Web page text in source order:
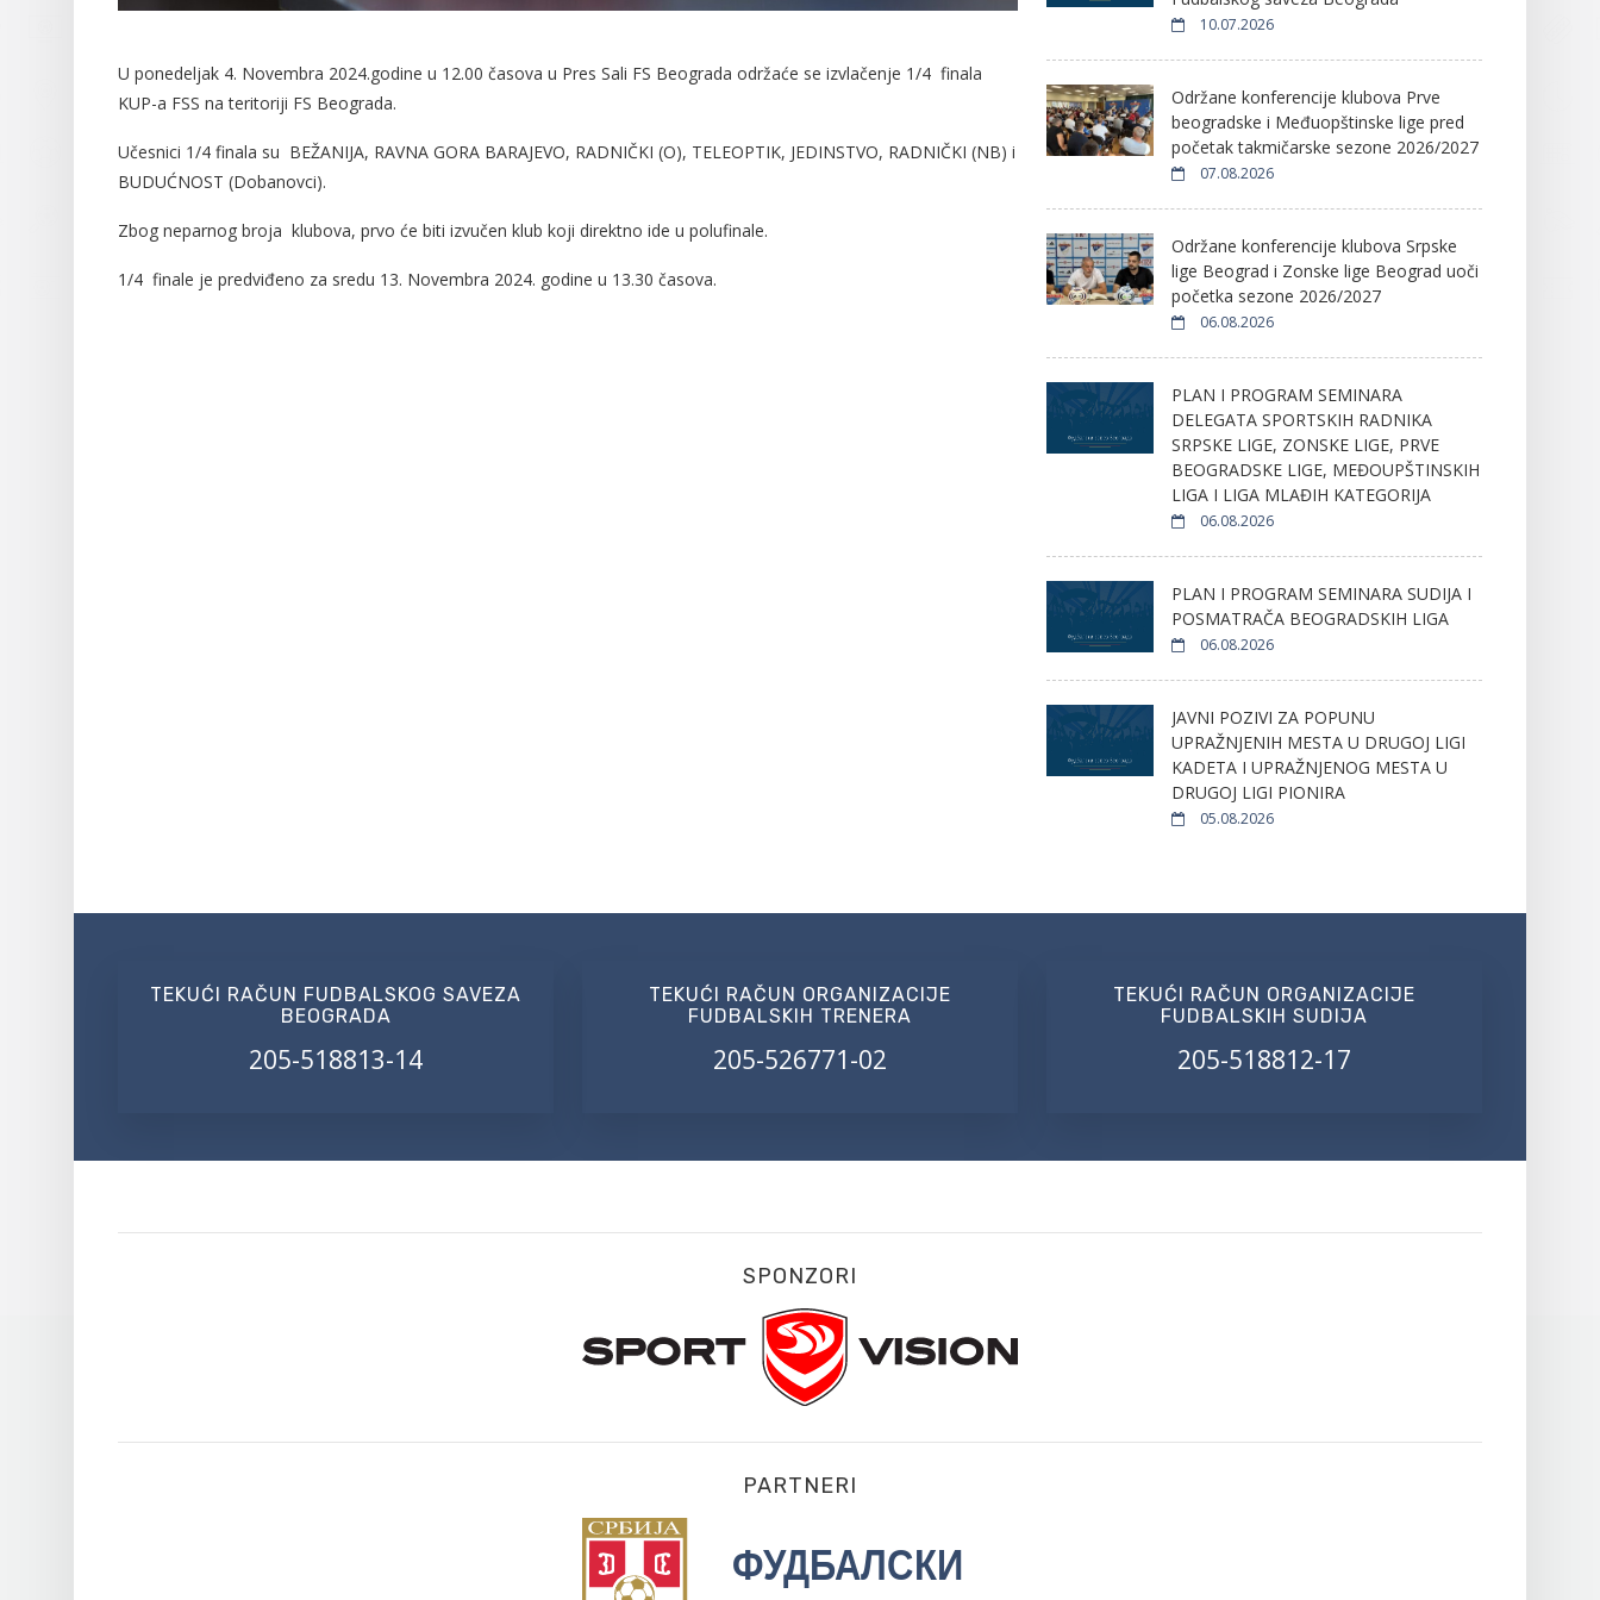
U ponedeljak 4. Novembra 2024.godine u 12.00 časova u Pres Sali FS Beograda održaće se izvlačenje 1/4 finala
KUP-a FSS na teritoriji FS Beograda.
Učesnici 1/4 finala su BEŽANIJA, RAVNA GORA BARAJEVO, RADNIČKI (O), TELEOPTIK, JEDINSTVO, RADNIČKI (NB) i
BUDUĆNOST (Dobanovci).
Zbog neparnog broja klubova, prvo će biti izvučen klub koji direktno ide u polufinale.
1/4 finale je predviđeno za sredu 13. Novembra 2024. godine u 13.30 časova.
10.07.2026
Održane konferencije klubova Prve
beogradske i Međuopštinske lige pred
početak takmičarske sezone 2026/2027
07.08.2026
Održane konferencije klubova Srpske
lige Beograd i Zonske lige Beograd uoči
početka sezone 2026/2027
06.08.2026
PLAN I PROGRAM SEMINARA
DELEGATA SPORTSKIH RADNIKA
SRPSKE LIGE, ZONSKE LIGE, PRVE
BEOGRADSKE LIGE, MEĐOUPŠTINSKIH
LIGA I LIGA MLAĐIH KATEGORIJA
06.08.2026
PLAN I PROGRAM SEMINARA SUDIJA I
POSMATRAČA BEOGRADSKIH LIGA
06.08.2026
JAVNI POZIVI ZA POPUNU
UPRAŽNJENIH MESTA U DRUGOJ LIGI
KADETA I UPRAŽNJENOG MESTA U
DRUGOJ LIGI PIONIRA
05.08.2026
TEKUĆI RAČUN FUDBALSKOG SAVEZA
BEOGRADA
205-518813-14
TEKUĆI RAČUN ORGANIZACIJE
FUDBALSKIH TRENERA
205-526771-02
TEKUĆI RAČUN ORGANIZACIJE
FUDBALSKIH SUDIJA
205-518812-17
SPONZORI
PARTNERI